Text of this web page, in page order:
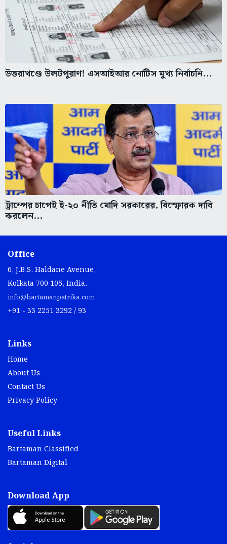
উত্তরাখণ্ডে উলটপুরাণ! এসআইআর নোটিস মুখ্য নির্বাচনি...
ট্রাম্পের চাপেই ই-২০ নীতি মোদি সরকারের, বিস্ফোরক দাবি
করলেন...
Office
6, J.B.S. Haldane Avenue,
Kolkata 700 105, India.
info@bartamanpatrika.com
+91 - 33 2251 3292 / 93
Links
Home
About Us
Contact Us
Privacy Policy
Useful Links
Bartaman Classified
Bartaman Digital
Download App